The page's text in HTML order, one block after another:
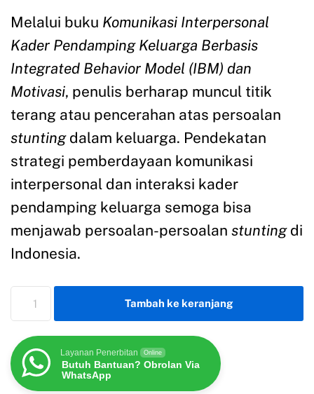
Melalui buku Komunikasi Interpersonal
Kader Pendamping Keluarga Berbasis
Integrated Behavior Model (IBM) dan
Motivasi, penulis berharap muncul titik
terang atau pencerahan atas persoalan
stuntingdalam keluarga. Pendekatan
strategi pemberdayaan komunikasi
interpersonal dan interaksi kader
pendamping keluarga semoga bisa
menjawab persoalan-persoalan stuntingdi
Indonesia.
Tambah ke keranjang
Layanan Penerbitan Online
Butuh Bantuan? Obrolan Via
WhatsApp